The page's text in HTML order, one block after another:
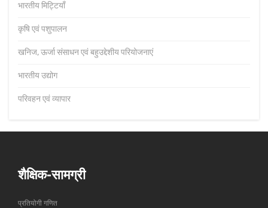
भारतीय मिट्टियाँ
कृषि एवं पशुपालन
खनिज, ऊर्जा संसाधन एवं बहुउद्देशीय परियोजनाएं
भारतीय उद्योग
परिवहन एवं व्यापार
शैक्षिक-सामग्री
प्रतियोगी गणित